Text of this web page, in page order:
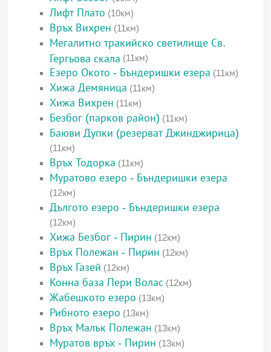
Лифт Плато (10км)
Връх Вихрен (11км)
Мегалитно тракийско светилище Св.
Гергьова скала (11км)
Езеро Окото - Бъндеришки езера (11км)
Хижа Демяница (11км)
Хижа Вихрен (11км)
Безбог (парков район) (11км)
Баюви Дупки (резерват Джинджирица)
(11км)
Връх Тодорка (11км)
Муратово езеро - Бъндеришки езера
(12км)
Дългото езеро - Бъндеришки езера
(12км)
Хижа Безбог - Пирин (12км)
Връх Полежан - Пирин (12км)
Връх Газей (12км)
Конна база Пери Волас (12км)
Жабешкото езеро (13км)
Рибното езеро (13км)
Връх Малък Полежан (13км)
Муратов връх - Пирин (13км)